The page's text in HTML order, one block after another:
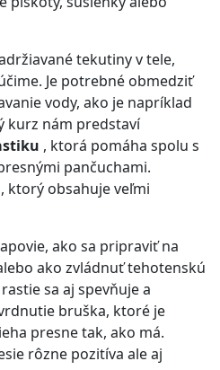
tekutiny v tele,
Je potrebné obmedziť
vody, ako je napríklad
kurz nám predstaví
, ktorá pomáha spolu s
pančuchami.
ktorý obsahuje veľmi
ako sa pripraviť na
ako zvládnuť tehotenskú
sa aj spevňuje a
bruška, ktoré je
presne tak, ako má.
rôzne pozitíva ale aj